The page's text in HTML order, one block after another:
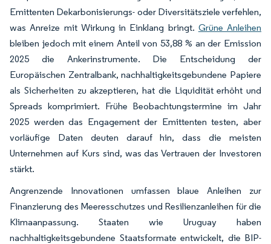
Emittenten Dekarbonisierungs- oder Diversitätsziele verfehlen,
was Anreize mit Wirkung in Einklang bringt. Grüne Anleihen
bleiben jedoch mit einem Anteil von 53,88 % an der Emission
2025 die Ankerinstrumente. Die Entscheidung der
Europäischen Zentralbank, nachhaltigkeitsgebundene Papiere
als Sicherheiten zu akzeptieren, hat die Liquidität erhöht und
Spreads komprimiert. Frühe Beobachtungstermine im Jahr
2025 werden das Engagement der Emittenten testen, aber
vorläufige Daten deuten darauf hin, dass die meisten
Unternehmen auf Kurs sind, was das Vertrauen der Investoren
stärkt.
Angrenzende Innovationen umfassen blaue Anleihen zur
Finanzierung des Meeresschutzes und Resilienzanleihen für die
Klimaanpassung. Staaten wie Uruguay haben
nachhaltigkeitsgebundene Staatsformate entwickelt, die BIP-